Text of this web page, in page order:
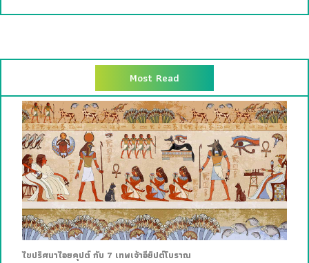
Most Read
ไขปริศนาไอยคุปต์ กับ 7 เทพเจ้าอียิปต์โบราณ